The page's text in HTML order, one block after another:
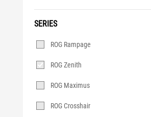
SERIES
Series
ROG Rampage
ROG Zenith
ROG Maximus
ROG Crosshair